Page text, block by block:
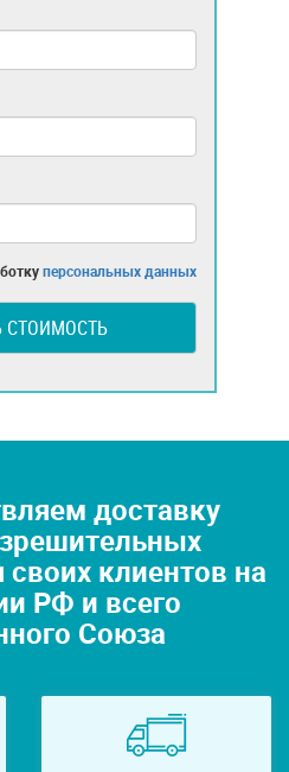
персональных данных
СТОИМОСТЬ
доставку
клиентов на
РФ и всего
Союза